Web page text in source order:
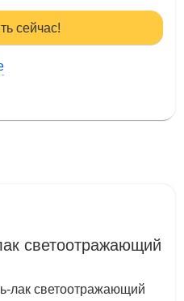
сейчас!
светоотражающий
лак светоотражающий